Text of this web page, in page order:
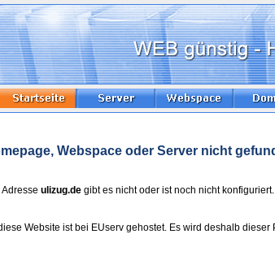
Webspace oder Server nicht
ulizug.de gibt es nicht oder ist noch nicht konfiguriert.
Website ist bei EUserv gehostet. Es wird deshalb dieser